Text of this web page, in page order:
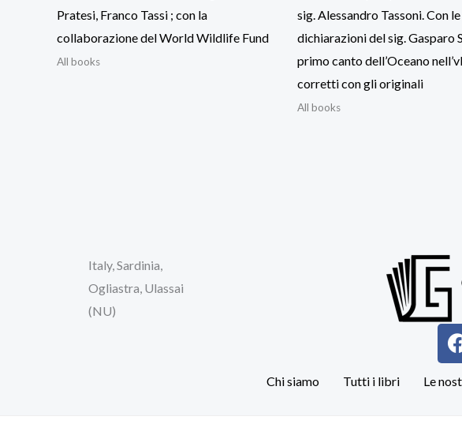
Pratesi, Franco Tassi ; con la
collaborazione del World Wildlife Fund
All books
sig. Alessandro Tassoni. Con le
dichiarazioni del sig. Gasparo
primo canto dell’Oceano
corretti con gli originali
All books
Italy, Sardinia,
Ogliastra, Ulassai
(NU)
c
Chi siamo Tutti i libri Le